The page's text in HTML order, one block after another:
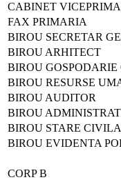
CABINET
FAX PRIMARIA
BIROU SECRETAR
BIROU ARHITECT
BIROU
BIROU RESURSE
BIROU AUDITOR
BIROU
BIROU STARE CIVILA
BIROU EVIDENTA
CORP B